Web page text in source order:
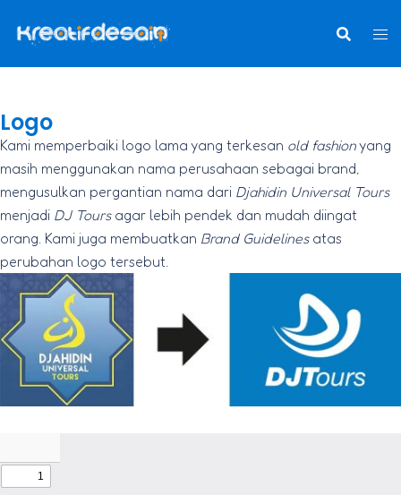
Logo
Kami memperbaiki logo lama yang terkesan old fashionyang
masih menggunakan nama perusahaan sebagai brand,
mengusulkan pergantian nama dari Djahidin Universal Tours
menjadi DJ Toursagar lebih pendek dan mudah diingat
orang. Kami juga membuatkan Brand Guidelinesatas
perubahan logo tersebut.